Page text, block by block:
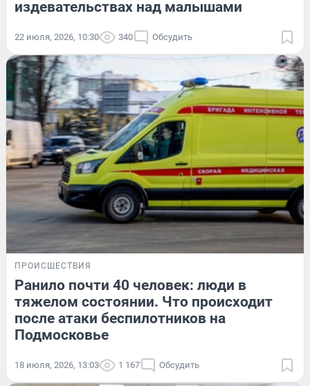
издевательствах над малышами
22 июля, 2026, 10:30 340 Обсудить
ПРОИСШЕСТВИЯ
Ранило почти 40 человек: люди в
тяжелом состоянии. Что происходит
после атаки беспилотников на
Подмосковье
18 июля, 2026, 13:03 1 167 Обсудить